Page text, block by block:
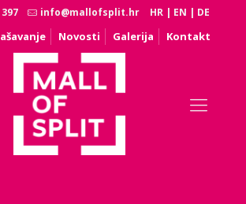
info@mallofsplit.hr HR | EN | DE
Novosti Galerija Kontakt